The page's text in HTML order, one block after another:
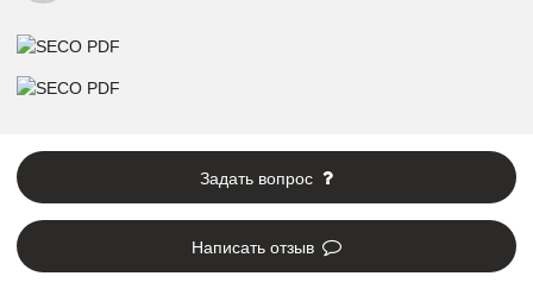
Задать вопрос
Написать отзыв